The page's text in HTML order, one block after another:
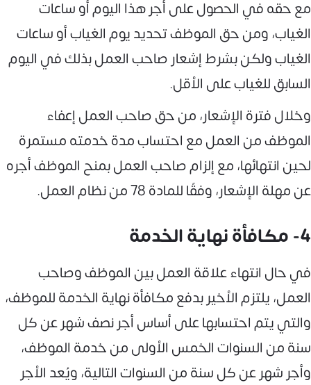
مع حقه في الحصول على أجر هذا اليوم أو ساعات
الغياب، ومن حق الموظف تحديد يوم الغياب أو ساعات
الغياب ولكن بشرط إشعار صاحب العمل بذلك في اليوم
السابق للغياب على الأقل.
وخلال فترة الإشعار، من حق صاحب العمل إعفاء
الموظف من العمل مع احتساب مدة خدمته مستمرة
لحين انتهائها، مع إلزام صاحب العمل بمنح الموظف أجره
عن مهلة الإشعار، وفقًا للمادة 78 من نظام العمل.
4- مكافأة نهاية الخدمة
في حال انتهاء علاقة العمل بين الموظف وصاحب
العمل، يلتزم الأخير بدفع مكافأة نهاية الخدمة للموظف،
والتي يتم احتسابها على أساس أجر نصف شهر عن كل
سنة من السنوات الخمس الأولى من خدمة الموظف،
وأجر شهر عن كل سنة من السنوات التالية، ويُعد الأجر